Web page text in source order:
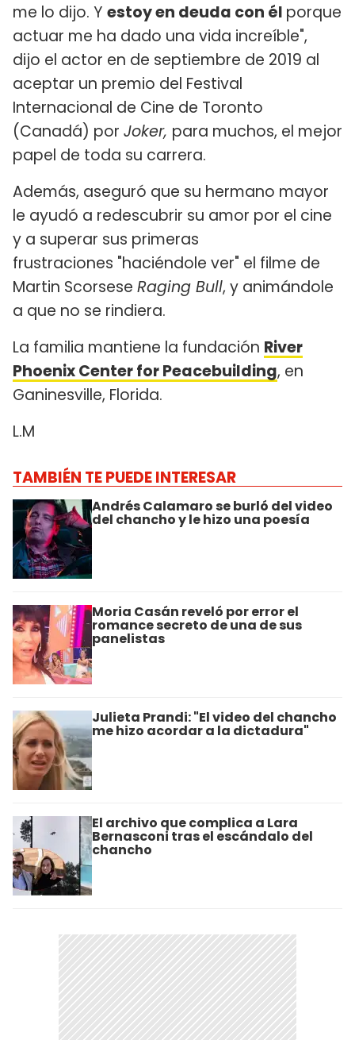
me lo dijo. Y estoy en deuda con él porque
actuar me ha dado una vida increíble",
dijo el actor en de septiembre de 2019 al
aceptar un premio del Festival
Internacional de Cine de Toronto
(Canadá) por Joker, para muchos, el mejor
papel de toda su carrera.
Además, aseguró que su hermano mayor
le ayudó a redescubrir su amor por el cine
y a superar sus primeras
frustraciones "haciéndole ver" el filme de
Martin Scorsese Raging Bull, y animándole
a que no se rindiera.
La familia mantiene la fundación River
Phoenix Center for Peacebuilding, en
Ganinesville, Florida.
L.M
TAMBIÉN TE PUEDE INTERESAR
Andrés Calamaro se burló del video
del chancho y le hizo una poesía
Moria Casán reveló por error el
romance secreto de una de sus
panelistas
Julieta Prandi: "El video del chancho
me hizo acordar a la dictadura"
El archivo que complica a Lara
Bernasconi tras el escándalo del
chancho